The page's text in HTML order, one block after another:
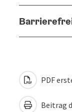
PDF
Beitrag